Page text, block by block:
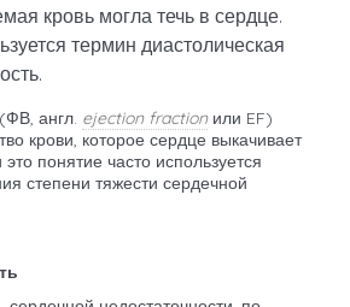
кровь могла течь в сердце.
термин диастолическая
англ. ejection fractionили EF)
крови, которое сердце выкачивает
понятие часто используется
степени тяжести сердечной